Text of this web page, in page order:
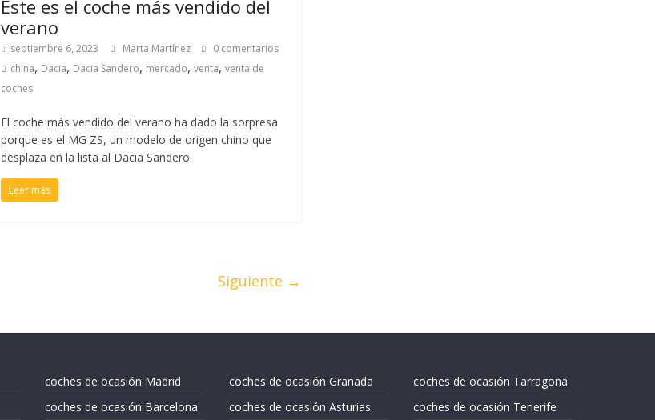
Este es el coche más vendido del
verano
septiembre 6, 2023 Marta Martínez
0 comentarios
china, Dacia, Dacia Sandero, mercado,venta,venta de
coches
El coche más vendido del verano ha dado la sorpresa
porque es el MG ZS, un modelo de origen chino que
desplaza en la lista al Dacia Sandero.
Leer más
Siguiente →
coches de ocasión Madrid
coches de ocasión Barcelona
coches de ocasión Granada
coches de ocasión Asturias
coches de ocasión Tarragona
coches de ocasión Tenerife